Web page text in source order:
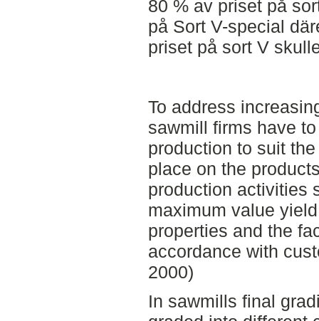
80 % av priset på
på Sort V-special
priset på sort V
To address
sawmill firms have
production to suit
place on the
production activities
maximum value
properties and the
accordance with
2000)
In sawmills final